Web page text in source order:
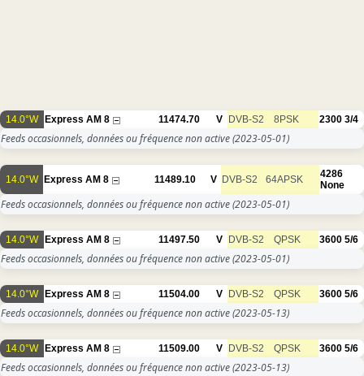
14.0°W Express AM 8 11474.70 V DVB-S2 8PSK 2300 3/4
Feeds occasionnels, données ou fréquence non active(2023-05-01)
14.0°W Express AM 8 11489.10 V DVB-S2 64APSK
4286
None
Feeds occasionnels, données ou fréquence non active(2023-05-01)
14.0°W Express AM 8 11497.50 V DVB-S2 QPSK 3600 5/6
Feeds occasionnels, données ou fréquence non active(2023-05-01)
14.0°W Express AM 8 11504.00 V DVB-S2 QPSK 3600 5/6
Feeds occasionnels, données ou fréquence non active(2023-05-13)
14.0°W Express AM 8 11509.00 V DVB-S2 QPSK 3600 5/6
Feeds occasionnels, données ou fréquence non active(2023-05-13)